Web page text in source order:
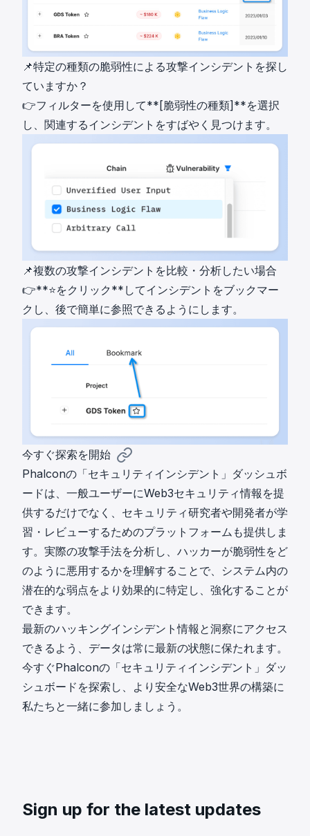
📌特定の種類の脆弱性による攻撃インシデントを探し
ていますか？
👉フィルターを使用して**[脆弱性の種類]**を選択
し、関連するインシデントをすばやく見つけます。
📌複数の攻撃インシデントを比較・分析したい場合
👉**⭐️をクリック**してインシデントをブックマー
クし、後で簡単に参照できるようにします。
今すぐ探索を開始
Phalconの「セキュリティインシデント」ダッシュボ
ードは、一般ユーザーにWeb3セキュリティ情報を提
供するだけでなく、セキュリティ研究者や開発者が学
習・レビューするためのプラットフォームも提供しま
す。実際の攻撃手法を分析し、ハッカーが脆弱性をど
のように悪用するかを理解することで、システム内の
潜在的な弱点をより効果的に特定し、強化することが
できます。
最新のハッキングインシデント情報と洞察にアクセス
できるよう、データは常に最新の状態に保たれます。
今すぐPhalconの「セキュリティインシデント 」ダッ
シュボードを探索し、より安全なWeb3世界の構築に
私たちと一緒に参加しましょう。
Sign up for the latest updates